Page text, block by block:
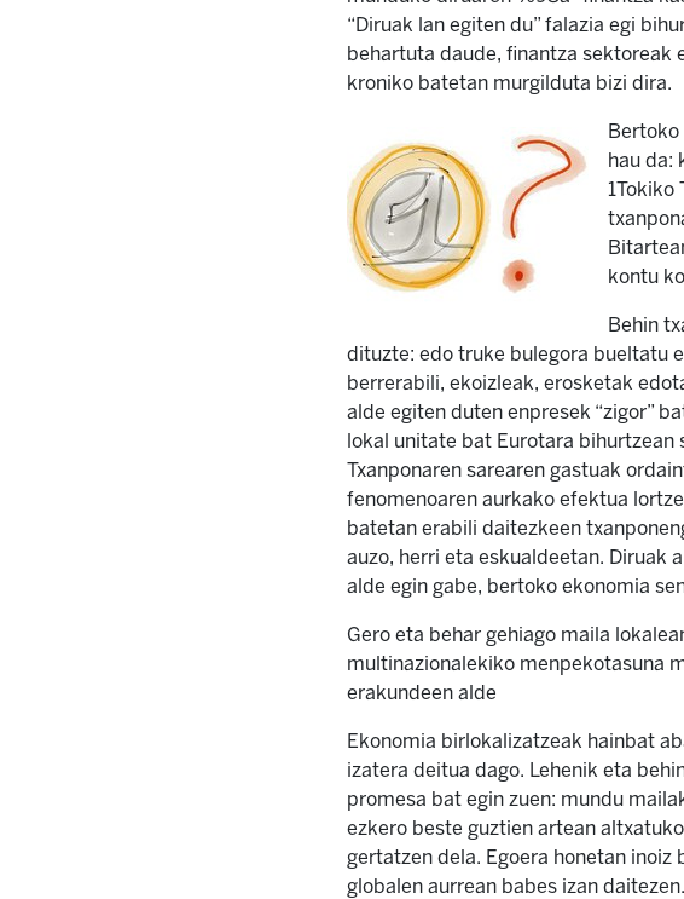
“Diruak lan egiten du” falazia egi
behartuta daude, finantza sektoreak
kroniko batetan murgilduta bizi dira.
Bertoko
hau da:
1Tokiko
kontu
Behin
dituzte: edo truke bulegora bueltatu
berrerabili, ekoizleak, erosketak
alde egiten duten enpresek “zigor”
lokal unitate bat Eurotara
Txanponaren sarearen gastuak
fenomenoaren aurkako efektua
batetan erabili daitezkeen
auzo, herri eta eskualdeetan. Diruak
alde egin gabe, bertoko ekonomia
Gero eta behar gehiago maila
multinazionalekiko menpekotasuna
erakundeen alde
Ekonomia birlokalizatzeak hainbat
izatera deitua dago. Lehenik eta
promesa bat egin zuen: mundu
ezkero beste guztien artean
gertatzen dela. Egoera honetan
globalen aurrean babes izan daitezen.